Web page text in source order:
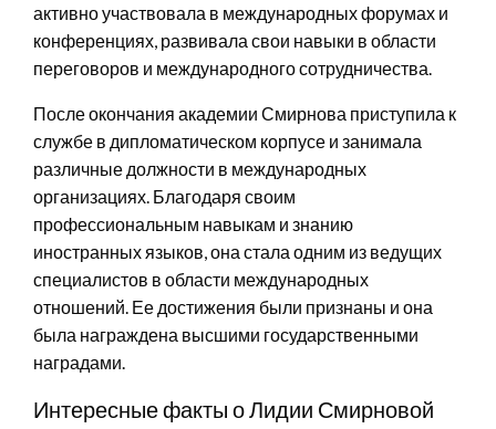
активно участвовала в международных форумах и
конференциях, развивала свои навыки в области
переговоров и международного сотрудничества.
После окончания академии Смирнова приступила к
службе в дипломатическом корпусе и занимала
различные должности в международных
организациях. Благодаря своим
профессиональным навыкам и знанию
иностранных языков, она стала одним из ведущих
специалистов в области международных
отношений. Ее достижения были признаны и она
была награждена высшими государственными
наградами.
Интересные факты о Лидии Смирновой